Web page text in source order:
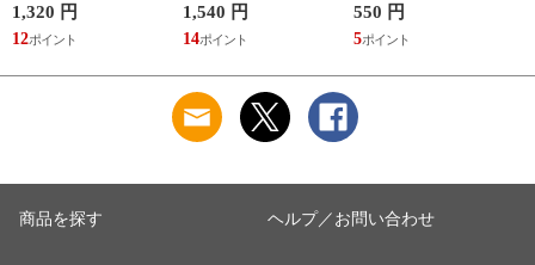
1,320 円
12
1,540 円
14
550 円
5
商品を探す ヘルプ／お問い合わせ